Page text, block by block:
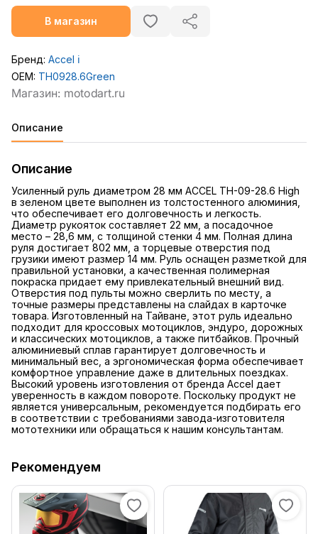
В магазин
Бренд: Accel ℹ️
OEM: TH0928.6Green
Описание
Описание
Усиленный руль диаметром 28 мм ACCEL TH-09-28.6 High
в зеленом цвете выполнен из толстостенного алюминия,
что обеспечивает его долговечность и легкость.
Диаметр рукояток составляет 22 мм, а посадочное
место – 28,6 мм, с толщиной стенки 4 мм. Полная длина
руля достигает 802 мм, а торцевые отверстия под
грузики имеют размер 14 мм. Руль оснащен разметкой для
правильной установки, а качественная полимерная
покраска придает ему привлекательный внешний вид.
Отверстия под пульты можно сверлить по месту, а
точные размеры представлены на слайдах в карточке
товара. Изготовленный на Тайване, этот руль идеально
подходит для кроссовых мотоциклов, эндуро, дорожных
и классических мотоциклов, а также питбайков. Прочный
алюминиевый сплав гарантирует долговечность и
минимальный вес, а эргономическая форма обеспечивает
комфортное управление даже в длительных поездках.
Высокий уровень изготовления от бренда Accel дает
уверенность в каждом повороте. Поскольку продукт не
является универсальным, рекомендуется подбирать его
в соответствии с требованиями завода-изготовителя
мототехники или обращаться к нашим консультантам.
Рекомендуем